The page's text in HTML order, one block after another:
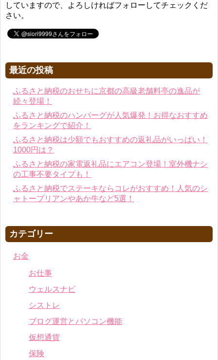
していますので、よろしければフォローしてチェックくだ
さい。
最近の投稿
ふるさと納税のおせちに京都の高級老舗料亭の逸品が
続々登場！
ふるさと納税のハンバーグが人気爆発！お得なおすすめ
をランキングで紹介！
ふるさと納税は少額でもおすすめの返礼品がいっぱい！
1000円は？
ふるさと納税の家電返礼品にエアコン登場！室外機ナシ
の工事不要タイプも！
ふるさと納税でステーキならコレがおすすめ！人気のシ
ャトーブリアンやあか牛など5選！
カテゴリー
お金
お仕事
ウェルスナビ
シストレ
ブログ運営とパソコン機能
仮想通貨
保険